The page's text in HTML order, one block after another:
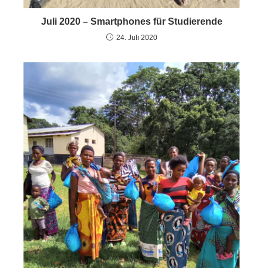
Juli 2020 – Smartphones für Studierende
24. Juli 2020